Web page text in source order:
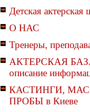
Детская актерская
О НАС
Тренеры,
АКТЕРСКАЯ
описание
КАСТИНГИ,
ПРОБЫ в Киеве